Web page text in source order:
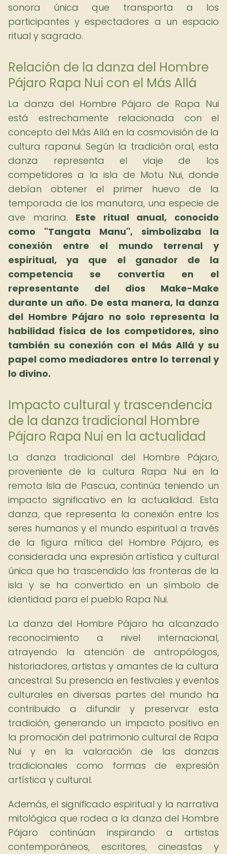
sonora única que transporta a los
participantes y espectadores a un espacio
ritual y sagrado.
Relación de la danza del Hombre
Pájaro Rapa Nui con el Más Allá
La danza del Hombre Pájaro de Rapa Nui
está estrechamente relacionada con el
concepto del Más Allá en la cosmovisión de la
cultura rapanui. Según la tradición oral, esta
danza representa el viaje de los
competidores a la isla de Motu Nui, donde
debían obtener el primer huevo de la
temporada de los manutara, una especie de
ave marina. Este ritual anual, conocido
como "Tangata Manu", simbolizaba la
conexión entre el mundo terrenal y
espiritual, ya que el ganador de la
competencia se convertía en el
representante del dios Make-Make
durante un año. De esta manera, la danza
del Hombre Pájaro no solo representa la
habilidad física de los competidores, sino
también su conexión con el Más Allá y su
papel como mediadores entre lo terrenal y
lo divino.
Impacto cultural y trascendencia
de la danza tradicional Hombre
Pájaro Rapa Nui en la actualidad
La danza tradicional del Hombre Pájaro,
proveniente de la cultura Rapa Nui en la
remota Isla de Pascua, continúa teniendo un
impacto significativo en la actualidad. Esta
danza, que representa la conexión entre los
seres humanos y el mundo espiritual a través
de la figura mítica del Hombre Pájaro, es
considerada una expresión artística y cultural
única que ha trascendido las fronteras de la
isla y se ha convertido en un símbolo de
identidad para el pueblo Rapa Nui.
La danza del Hombre Pájaro ha alcanzado
reconocimiento a nivel internacional,
atrayendo la atención de antropólogos,
historiadores, artistas y amantes de la cultura
ancestral. Su presencia en festivales y eventos
culturales en diversas partes del mundo ha
contribuido a difundir y preservar esta
tradición, generando un impacto positivo en
la promoción del patrimonio cultural de Rapa
Nui y en la valoración de las danzas
tradicionales como formas de expresión
artística y cultural.
Además, el significado espiritual y la narrativa
mitológica que rodea a la danza del Hombre
Pájaro continúan inspirando a artistas
contemporáneos, escritores, cineastas y